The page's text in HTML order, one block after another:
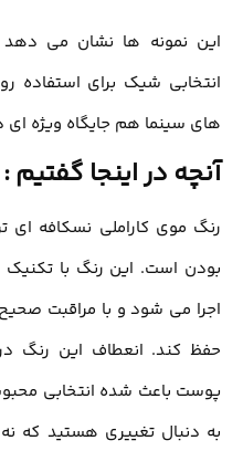
نمونه ها نشان می دهد که
شیک برای استفاده روزمره
هم جایگاه ویژه ای دارد.
در اینجا گفتیم :
کاراملی نسکافه ای ترکیبی
است. این رنگ با تکنیک هایی
می شود و با مراقبت صحیح می
کند. انعطاف این رنگ در
باعث شده انتخابی محبوب
تغییری هستید که نه فقط